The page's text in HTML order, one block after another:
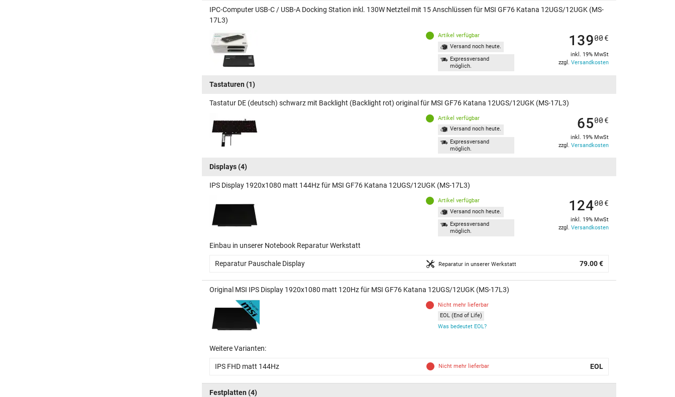
IPC-Computer USB-C / USB-A Docking Station inkl. 130W Netzteil mit 15 Anschlüssen für MSI GF76 Katana 12UGS/12UGK (MS-
17L3)
Artikel verfügbar
Versand noch heute.
Expressversand
möglich.
13900 €
inkl. 19% MwSt
zzgl. Versandkosten
Tastaturen (1)
Tastatur DE (deutsch) schwarz mit Backlight (Backlight rot) original für MSI GF76 Katana 12UGS/12UGK (MS-17L3)
Artikel verfügbar
Versand noch heute.
Expressversand
möglich.
6500 €
inkl. 19% MwSt
zzgl. Versandkosten
Displays(4)
IPS Display 1920x1080 matt 144Hz für MSI GF76 Katana 12UGS/12UGK (MS-17L3)
Artikel verfügbar
Versand noch heute.
Expressversand
möglich.
12400 €
inkl. 19% MwSt
zzgl. Versandkosten
Einbau in unserer Notebook Reparatur Werkstatt
Reparatur Pauschale Display Reparatur in unserer Werkstatt 79.00 €
Original MSI IPS Display 1920x1080 matt 120Hz für MSI GF76 Katana 12UGS/12UGK (MS-17L3)
Nicht mehr lieferbar
EOL (End of Life)
Was bedeutet EOL?
Weitere Varianten:
IPS FHD matt 144Hz Nicht mehr lieferbar EOL
Festplatten (4)